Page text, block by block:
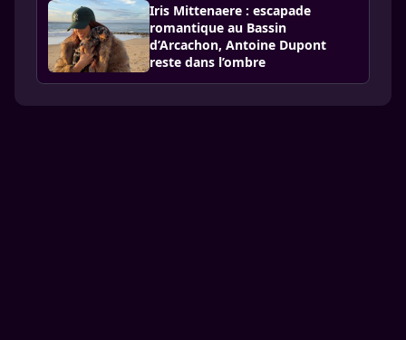
Iris Mittenaere : escapade
romantique au Bassin
d’Arcachon, Antoine Dupont
reste dans l’ombre